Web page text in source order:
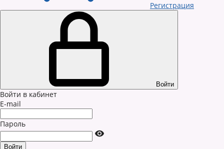
Регистрация
Войти
Войти в кабинет
E-mail
Пароль